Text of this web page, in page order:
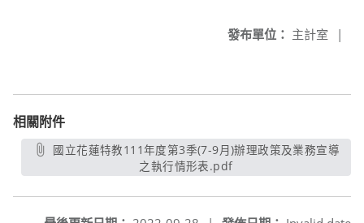
發布單位： 主計室 |
相關附件
之執行情形表.pdf另開新視窗